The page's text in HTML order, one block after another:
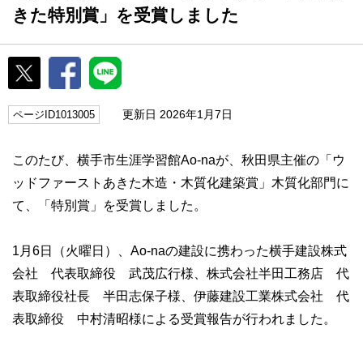
きた特別賞」を受賞しました
ページID1013005 更新日 2026年1月7日
このたび、横手市生涯学習館Ao-naが、秋田県主催の「ウ
ッドファーストあきた木造・木質化建築賞」木質化部門に
て、「特別賞」を受賞しました。
1月6日（火曜日）、Ao-naの建設に携わった横手建設株式
会社 代表取締役 武茂広行様、株式会社半田工務店 代
表取締役社長 半田志保子様、伊藤建設工業株式会社 代
表取締役 中村清昭様による受賞報告が行われました。